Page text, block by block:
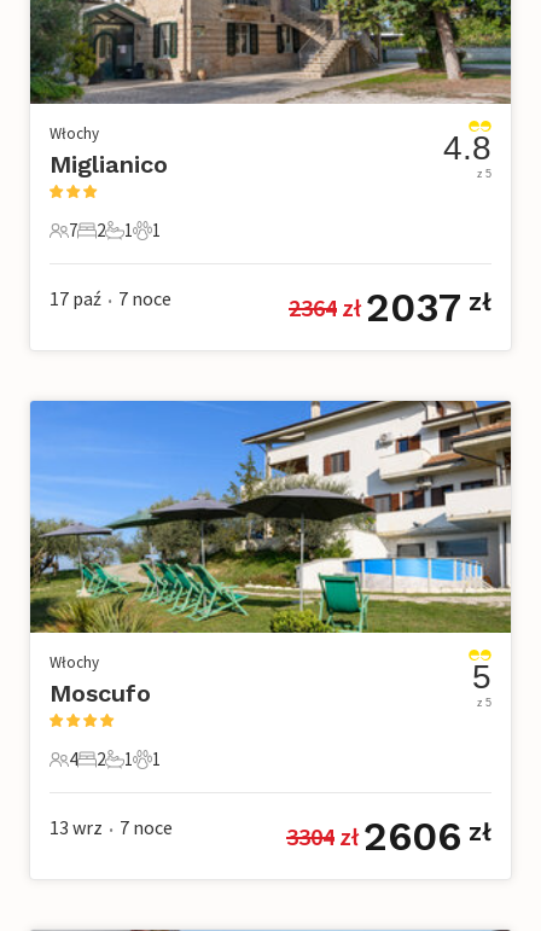
Włochy
Miglianico
7 Goście
7
2 Sypialnie
2
1 Łazienka
1
1 Zwierzę domowe
1
4.8
z 5
17 paź • 7 noce 2364 zł 2037 zł
Włochy
Moscufo
4 Goście
4
2 Sypialnie
2
1 Łazienka
1
1 Zwierzę domowe
1
5
z 5
13 wrz • 7 noce 3304 zł 2606 zł